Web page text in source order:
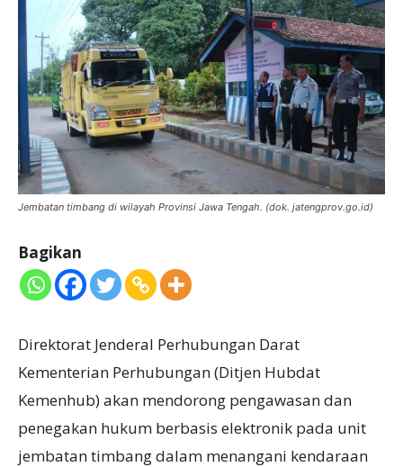
Jembatan timbang di wilayah Provinsi Jawa Tengah. (dok. jatengprov.go.id)
Bagikan
Direktorat Jenderal Perhubungan Darat
Kementerian Perhubungan (Ditjen Hubdat
Kemenhub) akan mendorong pengawasan dan
penegakan hukum berbasis elektronik pada unit
jembatan timbang dalam menangani kendaraan